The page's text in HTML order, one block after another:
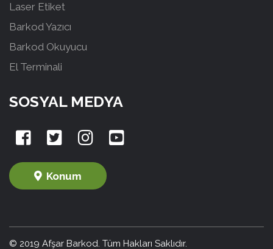
Laser Etiket
Barkod Yazıcı
Barkod Okuyucu
El Terminali
SOSYAL MEDYA
Konum
© 2019 Afşar Barkod. Tüm Hakları Saklıdır.